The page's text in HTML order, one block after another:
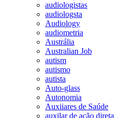
audiologistas
audiologsta
Audiology
audiometria
Austrália
Australian Job
autism
autismo
autista
Auto-glass
Autonomia
Auxiiares de Saúde
auxilar de ação direta